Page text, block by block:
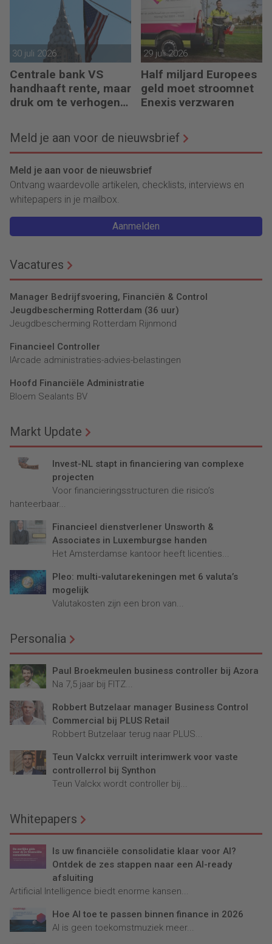
30 juli 2026
Centrale bank VS
handhaaft rente, maar
druk om te verhogen
29 juli 2026
Half miljard Europees
geld moet stroomnet
Enexis verzwaren
Meld je aan voor de nieuwsbrief
Meld je aan voor de nieuwsbrief
Ontvang waardevolle artikelen, checklists, interviews en
whitepapers in je mailbox.
Aanmelden
Vacatures
Manager Bedrijfsvoering, Financiën & Control
Jeugdbescherming Rotterdam (36 uur)
Jeugdbescherming Rotterdam Rijnmond
Financieel Controller
lArcade administraties-advies-belastingen
Hoofd Financiële Administratie
Bloem Sealants BV
Markt Update
Invest-NL stapt in financiering van complexe
projecten
Voor financieringsstructuren die risico’s
hanteerbaar...
Financieel dienstverlener Unsworth &
Associates in Luxemburgse handen
Het Amsterdamse kantoor heeft licenties...
Pleo: multi-valutarekeningen met 6 valuta’s
mogelijk
Valutakosten zijn een bron van...
Personalia
Paul Broekmeulen business controller bij Azora
Na 7,5 jaar bij FITZ...
Robbert Butzelaar manager Business Control
Commercial bij PLUS Retail
Robbert Butzelaar terug naar PLUS...
Teun Valckx verruilt interimwerk voor vaste
controllerrol bij Synthon
Teun Valckx wordt controller bij...
Whitepapers
Is uw financiële consolidatie klaar voor AI?
Ontdek de zes stappen naar een AI-ready
afsluiting
Artificial Intelligence biedt enorme kansen...
Hoe AI toe te passen binnen finance in 2026
AI is geen toekomstmuziek meer...